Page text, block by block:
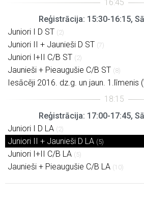
Reģistrācija: 15:30-16:15,
Juniori I D ST (2)
Juniori II + Jaunieši D ST (7)
Juniori I+II C/B ST (2)
Jaunieši + Pieaugušie C/B ST (8)
Iesācēji 2016. dz.g. un jaun. 1.līmenis
Reģistrācija: 17:00-17:45,
Juniori I D LA (2)
Juniori II + Jaunieši D LA (5)
Juniori I+II C/B LA (5)
Jaunieši + Pieaugušie C/B LA (10)